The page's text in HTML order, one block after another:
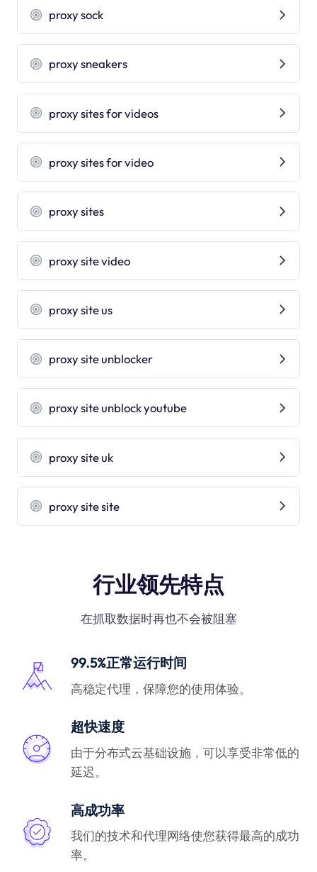
proxy sock
proxy sneakers
proxy sites for videos
proxy sites for video
proxy sites
proxy site video
proxy site us
proxy site unblocker
proxy site unblock youtube
proxy site uk
proxy site site
行业领先特点
在抓取数据时再也不会被阻塞
99.5%正常运行时间
高稳定代理，保障您的使用体验。
超快速度
由于分布式云基础设施，可以享受非常低的
延迟。
高成功率
我们的技术和代理网络使您获得最高的成功
率。